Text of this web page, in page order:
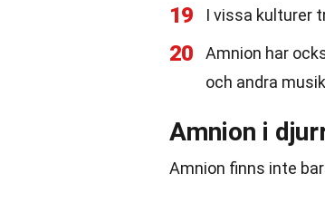
19 I vissa kulturer
20
Amnion har
och andra
Amnion i
Amnion finns inte